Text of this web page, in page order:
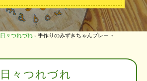
日々つれづれ › 手作りのみずきちゃんプレート
日々つれづれ